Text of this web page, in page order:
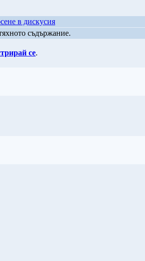
в дискусия
съдържание.
се.